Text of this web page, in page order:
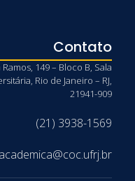
Contato
149 – Bloco B, Sala
Rio de Janeiro – RJ,
21941-909
(21) 3938-1569
academica@coc.ufrj.br